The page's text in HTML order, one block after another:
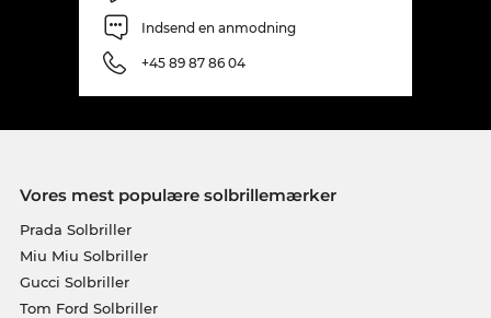
Indsend en anmodning
+45 89 87 86 04
Vores mest populære solbrillemærker
Prada Solbriller
Miu Miu Solbriller
Gucci Solbriller
Tom Ford Solbriller